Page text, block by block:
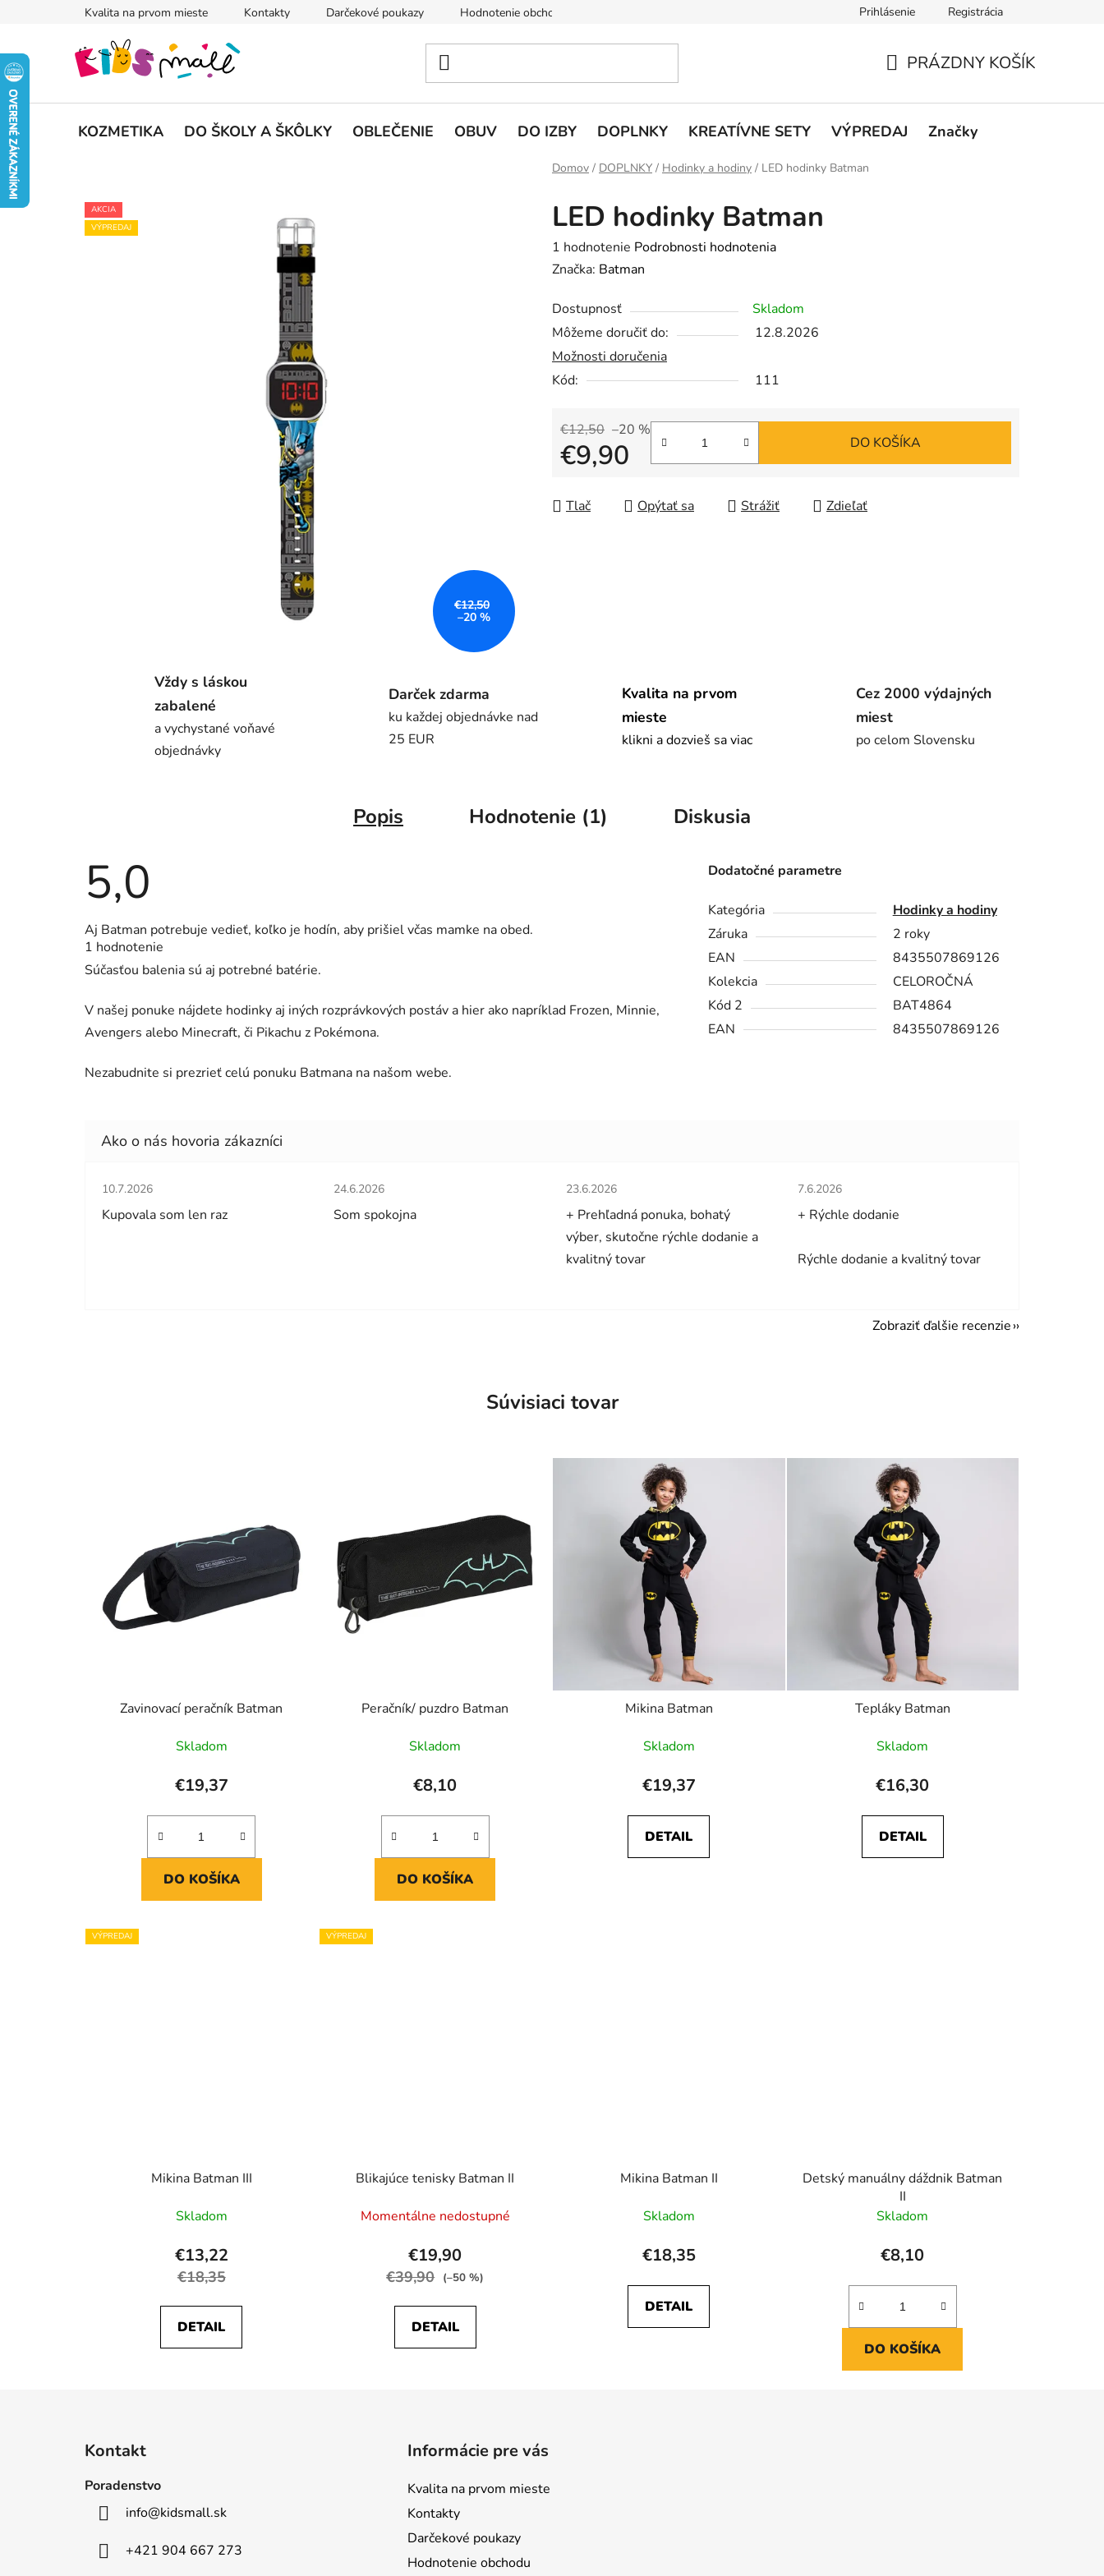
Kvalita na prvom mieste Kontakty Darčekové poukazy Hodnotenie obchodu Podmienky ochrany osobných údajov
Prihlásenie Registrácia
KOŠÍK
PRÁZDNY KOŠÍK
KOZMETIKA DO ŠKOLY A ŠKÔLKY OBLEČENIE OBUV DO IZBY DOPLNKY KREATÍVNE SETY VÝPREDAJ Značky
Domov / DOPLNKY / Hodinky a hodiny / LED hodinky Batman
LED hodinky Batman
Priemerné
hodnotenie
je
5,0
z
5
1 hodnotenie Podrobnosti hodnotenia
Značka: Batman
Dostupnosť
Skladom
Môžeme doručiť do:
12.8.2026
Možnosti doručenia
Kód:
111
€12,50 –20 %
€9,90 DO KOŠÍKA
Tlač Opýtať sa Strážiť Zdieľať
AKCIA
VÝPREDAJ
€12,50
–20 %
Vždy s láskou
zabalené
a vychystané voňavé
objednávky
Darček zdarma
ku každej objednávke nad
25 EUR
Kvalita na prvom
mieste
klikni a dozvieš sa viac
Cez 2000 výdajných
miest
po celom Slovensku
Popis Hodnotenie (1) Diskusia
5,0
Priemerné
hodnotenie
produktu
je
5,0
5
hviezdičiek.
1 hodnotenie
Aj Batman potrebuje vedieť, koľko je hodín, aby prišiel včas mamke na obed.
Súčasťou balenia sú aj potrebné batérie.
V našej ponuke nájdete hodinky aj iných rozprávkových postáv a hier ako napríklad Frozen, Minnie,
Avengers alebo Minecraft, či Pikachu z Pokémona.
Nezabudnite si prezrieť celú ponuku Batmana na našom webe.
Dodatočné parametre
Kategória
Hodinky a hodiny
Záruka
2 roky
EAN
8435507869126
Kolekcia
CELOROČNÁ
Kód 2
BAT4864
EAN
8435507869126
Hodnotenie obchodu je 5 z 5 hviezdičiek.
10.7.2026
Kupovala som len raz
Hodnotenie obchodu je 5 z 5 hviezdičiek.
24.6.2026
Som spokojna
Hodnotenie obchodu je 5 z 5 hviezdičiek.
23.6.2026
+ Prehľadná ponuka, bohatý
výber, skutočne rýchle dodanie a
kvalitný tovar
Hodnotenie obchodu je 5 z 5 hviezdičiek.
7.6.2026
+ Rýchle dodanie
Rýchle dodanie a kvalitný tovar
Zobraziť ďalšie recenzie
Súvisiaci tovar
Zavinovací peračník Batman
Skladom
€19,37
DO KOŠÍKA
Peračník/ puzdro Batman
Skladom
€8,10
DO KOŠÍKA
Mikina Batman
Skladom
€19,37
DETAIL
Tepláky Batman
Skladom
€16,30
DETAIL
VÝPREDAJ
Mikina Batman III
Skladom
€13,22
€18,35
DETAIL
VÝPREDAJ
Blikajúce tenisky Batman II
Momentálne nedostupné
€19,90
€39,90 (–50 %)
DETAIL
Mikina Batman II
Skladom
€18,35
DETAIL
Detský manuálny dáždnik Batman
II
Skladom
€8,10
DO KOŠÍKA
Kontakt
Poradenstvo
info@kidsmall.sk
+421 904 667 273
Informácie pre vás
Kvalita na prvom mieste
Kontakty
Darčekové poukazy
Hodnotenie obchodu